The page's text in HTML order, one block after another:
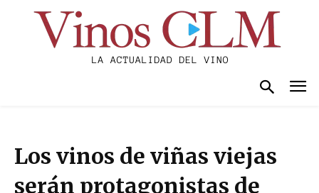
Los vinos de viñas viejas
serán protagonistas de